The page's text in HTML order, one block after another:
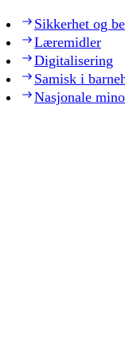
Sikkerhet og
Læremidler
Digitalisering
Samisk i
Nasjonale